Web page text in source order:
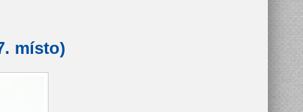
místo)